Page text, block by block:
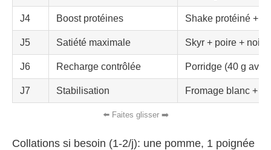
J4 Boost protéines Shake protéiné +
J5 Satiété maximale Skyr + poire + noix
J6 Recharge contrôlée Porridge (40 g
J7 Stabilisation Fromage blanc +
Collations si besoin (1-2/j): une pomme, 1 poignée